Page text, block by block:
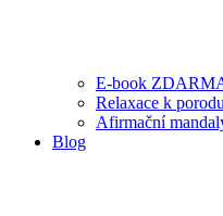
E-book
Relaxace k
Afirmační
Blog